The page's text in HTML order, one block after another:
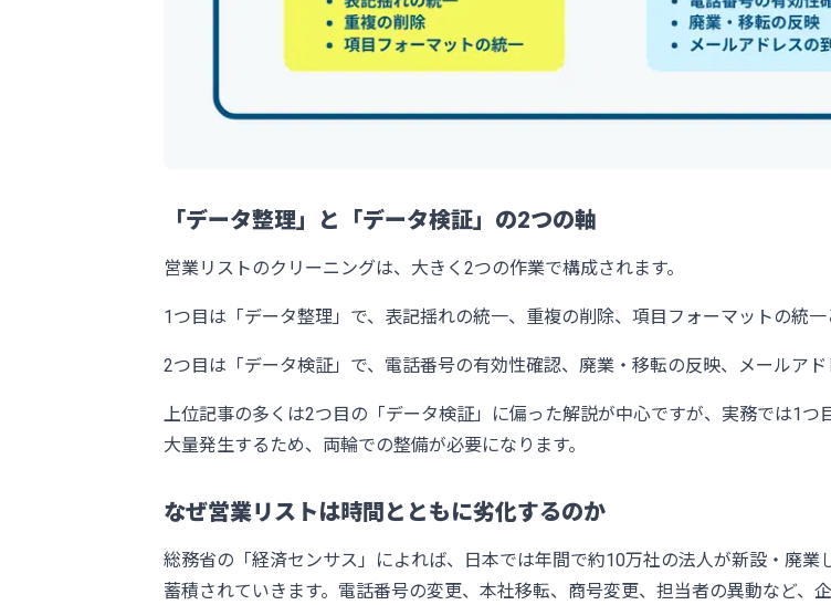
「データ整理」と「データ検証」の2つの軸
営業リストのクリーニングは、大きく2つの作業で構成されます。
1つ目は「データ整理」で、表記揺れの統一、重複の削除、項目フォーマットの統一
2つ目は「データ検証」で、電話番号の有効性確認、廃業・移転の反映、メールア
上位記事の多くは2つ目の「データ検証」に偏った解説が中心ですが、実務では1
大量発生するため、両輪での整備が必要になります。
なぜ営業リストは時間とともに劣化するのか
総務省の「経済センサス」
によれば、日本では年間で約10万社の法人が新設・廃
蓄積されていきます。電話番号の変更、本社移転、商号変更、担当者の異動など、